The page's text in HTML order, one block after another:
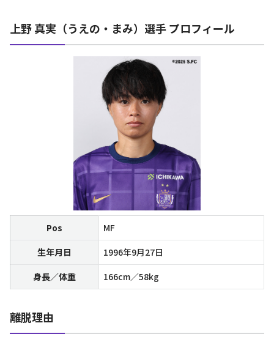
上野 真実（うえの・まみ）選手 プロフィール
Pos
MF
生年月日
1996年9月27日
身長／体重
166cm／58kg
離脱理由